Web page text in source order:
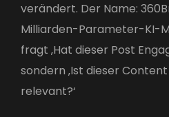
verändert. Der Name:
Milliarden-Parameter-KI-
fragt ‚Hat dieser Post
sondern ‚Ist dieser
relevant?‘